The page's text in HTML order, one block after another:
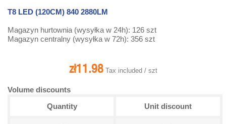
T8 LED (120CM) 840 2880LM
Magazyn hurtownia (wysyłka w 24h): 126 szt
Magazyn centralny (wysyłka w 72h): 356 szt
zł11.98 Tax included / szt
Volume discounts
Quantity
Unit discount